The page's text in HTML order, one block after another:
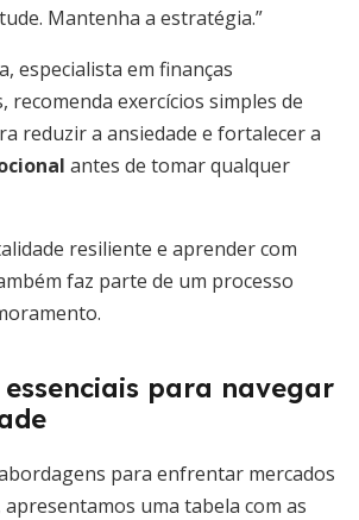
Mantenha a estratégia.”
especialista em finanças
recomenda exercícios simples de
reduzir a ansiedade e fortalecer a
antes de tomar qualquer
resiliente e aprender com
faz parte de um processo
para navegar
para enfrentar mercados
uma tabela com as